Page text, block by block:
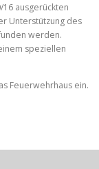
ausgerückten
Unterstützung des
werden.
speziellen
Feuerwehrhaus ein.